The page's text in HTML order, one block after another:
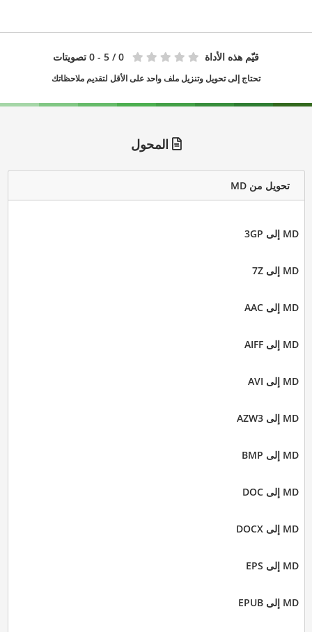
قيّم هذه الأداة 0 / 5 - 0 تصويتات
تحتاج إلى تحويل وتنزيل ملف واحد على الأقل لتقديم ملاحظاتك
المحول
تحويل من MD
MD إلى 3GP
MD إلى 7Z
MD إلى AAC
MD إلى AIFF
MD إلى AVI
MD إلى AZW3
MD إلى BMP
MD إلى DOC
MD إلى DOCX
MD إلى EPS
MD إلى EPUB